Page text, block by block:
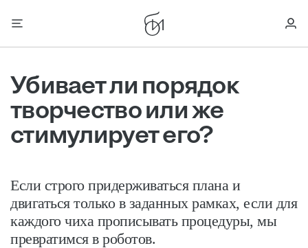
Убивает ли порядок
творчество или же
стимулирует его?
Если строго придерживаться плана и
двигаться только в заданных рамках, если для
каждого чиха прописывать процедуры, мы
превратимся в роботов.